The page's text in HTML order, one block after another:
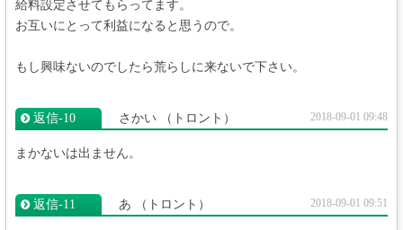
給料設定させてもらってます。
お互いにとって利益になると思うので。
もし興味ないのでしたら荒らしに来ないで下さい。
返信‐10 さかい （トロント） 2018-09-01 09:48
まかないは出ません。
返信‐11 あ （トロント） 2018-09-01 09:51